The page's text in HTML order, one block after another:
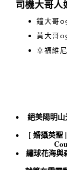
司機大哥人
鐘大哥
黃大哥
幸福維
絕美陽明
[ 婚攝英聖
繡球花海與